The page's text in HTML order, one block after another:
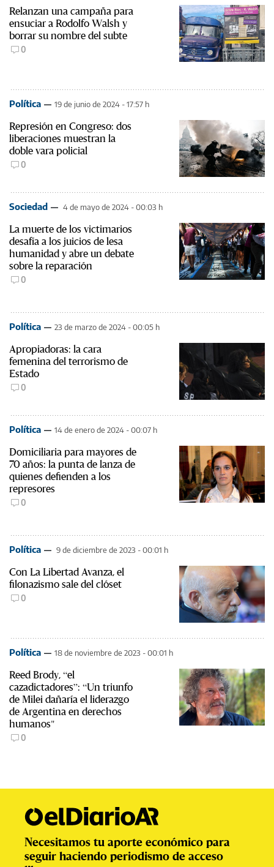
Relanzan una campaña para
ensuciar a Rodolfo Walsh y
borrar su nombre del subte
0
Política 19 de junio de 2024 - 17:57 h
Represión en Congreso: dos
liberaciones muestran la
doble vara policial
0
Sociedad 4 de mayo de 2024 - 00:03 h
La muerte de los victimarios
desafía a los juicios de lesa
humanidad y abre un debate
sobre la reparación
0
Política 23 de marzo de 2024 - 00:05 h
Apropiadoras: la cara
femenina del terrorismo de
Estado
0
Política 14 de enero de 2024 - 00:07 h
Domiciliaria para mayores de
70 años: la punta de lanza de
quienes defienden a los
represores
0
Política 9 de diciembre de 2023 - 00:01 h
Con La Libertad Avanza, el
filonazismo sale del clóset
0
Política 18 de noviembre de 2023 - 00:01 h
Reed Brody, “el
cazadictadores”: “Un triunfo
de Milei dañaría el liderazgo
de Argentina en derechos
humanos"
0
Necesitamos tu aporte económico para
seguir haciendo periodismo de acceso